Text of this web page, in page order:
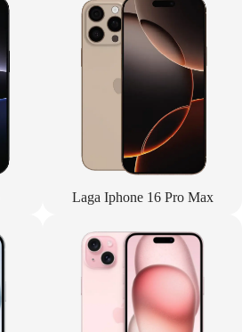
Laga Iphone 16 Pro Max